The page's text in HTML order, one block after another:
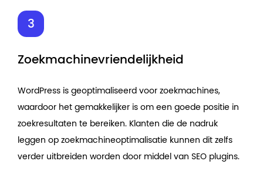
Zoekmachinevriendelijkheid
WordPress is geoptimaliseerd voor zoekmachines,
waardoor het gemakkelijker is om een goede positie in
zoekresultaten te bereiken. Klanten die de nadruk
leggen op zoekmachineoptimalisatie kunnen dit zelfs
verder uitbreiden worden door middel van SEO plugins.